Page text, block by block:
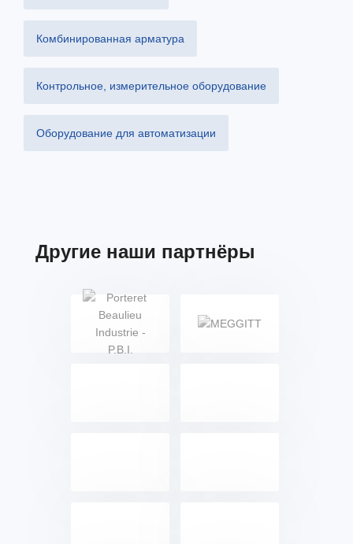
Комбинированная арматура
Контрольное, измерительное оборудование
Оборудование для автоматизации
Другие наши партнёры